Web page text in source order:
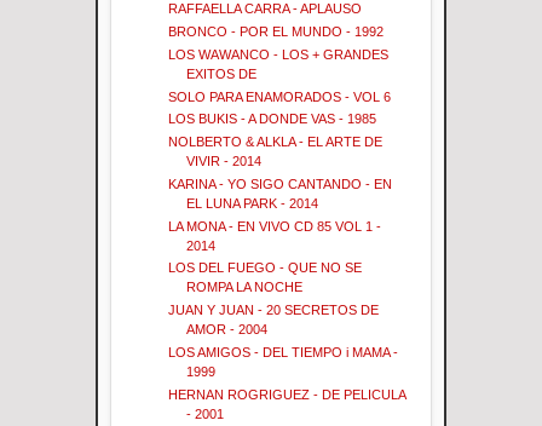
RAFFAELLA CARRA - APLAUSO
BRONCO - POR EL MUNDO - 1992
LOS WAWANCO - LOS + GRANDES
EXITOS DE
SOLO PARA ENAMORADOS - VOL 6
LOS BUKIS - A DONDE VAS - 1985
NOLBERTO & ALKLA - EL ARTE DE
VIVIR - 2014
KARINA - YO SIGO CANTANDO - EN
EL LUNA PARK - 2014
LA MONA - EN VIVO CD 85 VOL 1 -
2014
LOS DEL FUEGO - QUE NO SE
ROMPA LA NOCHE
JUAN Y JUAN - 20 SECRETOS DE
AMOR - 2004
LOS AMIGOS - DEL TIEMPO i MAMA -
1999
HERNAN ROGRIGUEZ - DE PELICULA
- 2001